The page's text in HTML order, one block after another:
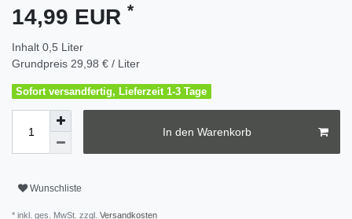
14,99 EUR *
Inhalt 0,5 Liter
Grundpreis 29,98 € / Liter
Sofort versandfertig, Lieferzeit 1-3 Tage
In den Warenkorb
Wunschliste
* inkl. ges. MwSt. zzgl. Versandkosten